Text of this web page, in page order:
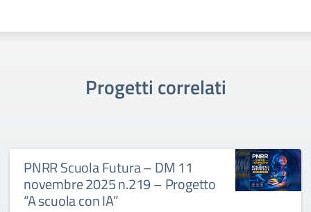
Progetti correlati
PNRR Scuola Futura – DM 11
novembre 2025 n.219 – Progetto
“A scuola con IA”